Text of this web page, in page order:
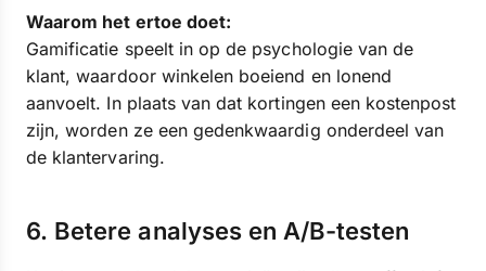
Waarom het ertoe doet:
Gamificatie speelt in op de psychologie van de
klant, waardoor winkelen boeiend en lonend
aanvoelt. In plaats van dat kortingen een kostenpost
zijn, worden ze een gedenkwaardig onderdeel van
de klantervaring.
6. Betere analyses en A/B-testen